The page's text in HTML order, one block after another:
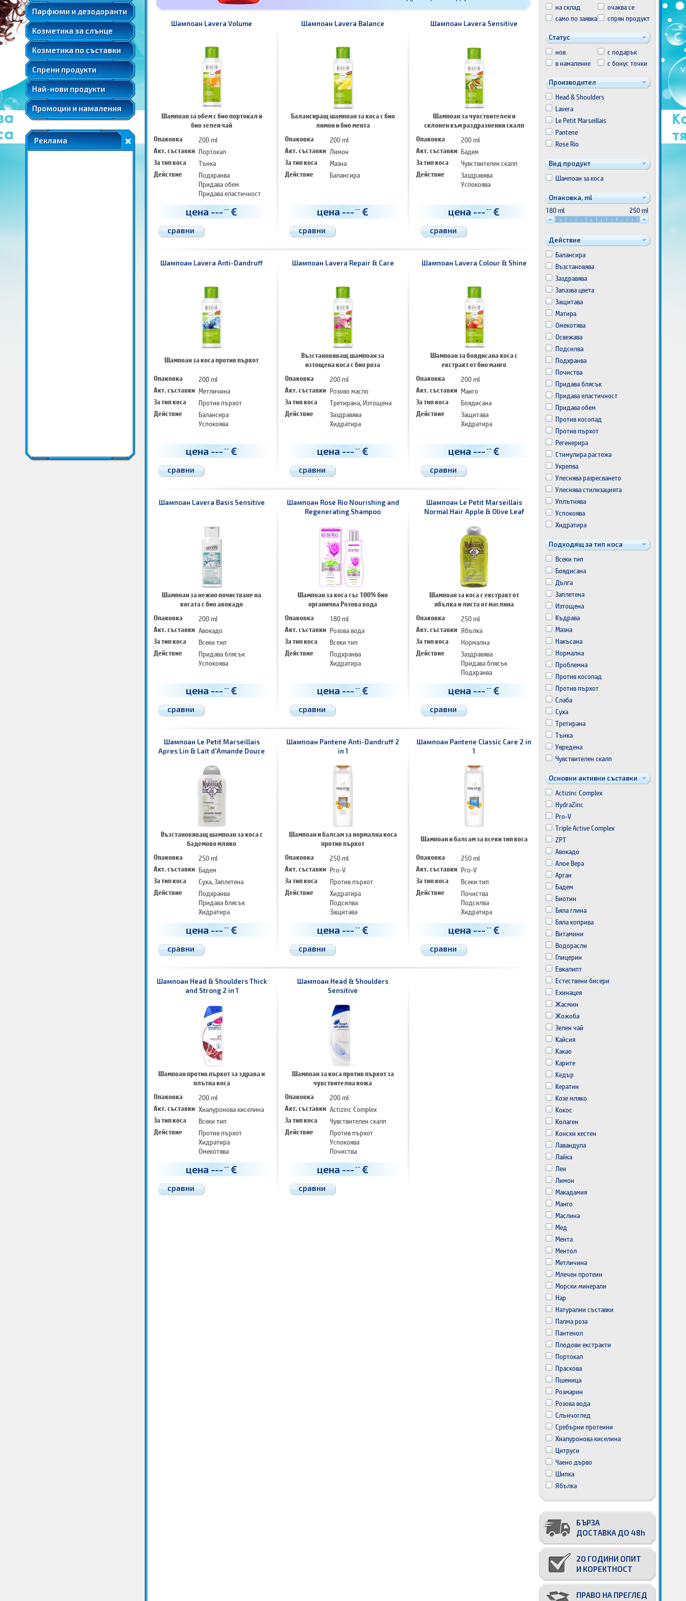
Парфюми и дезодоранти
Подаръчни комплекти парфюми
Козметика за слънце
Слънцезащитна козметика за коса
Соларна козметика
Козметика по съставки
Мента
Розова вода
Розово масло
Ший
Спрени продукти
Козметика за след слънце
Автобронзанти
Слънцезащитна козметика за лице
Слънцезащитна козметика за коса
Соларна козметика
Най-нови продукти
Промоции и намаления
Реклама
Шампоан Lavera Volume
Шампоан за обем с био портокал и
био зелен чай
Опаковка
200 ml
Акт. съставки Портокал
За тип коса
Тънка
Действие
Подхранва
Придава обем
Придава еластичност
цена --- -- €
сравни
Шампоан Lavera Balance
Балансиращ шампоан за коса с био
лимон и био мента
Опаковка
200 ml
Акт. съставки Лимон
За тип коса
Мазна
Действие
Балансира
цена --- -- €
сравни
Шампоан Lavera Sensitive
Шампоан за чувствителен и
склонен към раздразнения скалп
Опаковка
200 ml
Акт. съставки Бадем
За тип коса
Чувствителен скалп
Действие
Заздравява
Успокоява
цена --- -- €
сравни
Шампоан Lavera Anti-Dandruff
Шампоан за коса против пърхот
Опаковка
200 ml
Акт. съставки Метличина
За тип коса
Против пърхот
Действие
Балансира
Успокоява
цена --- -- €
сравни
Шампоан Lavera Repair & Care
Възстановяващ шампоан за
изтощена коса с био роза
Опаковка
200 ml
Акт. съставки Розово масло
За тип коса
Третирана, Изтощена
Действие
Заздравява
Хидратира
цена --- -- €
сравни
Шампоан Lavera Colour & Shine
Шампоан за боядисана коса с
екстракт от био манго
Опаковка
200 ml
Акт. съставки Манго
За тип коса
Боядисана
Действие
Защитава
Хидратира
цена --- -- €
сравни
Шампоан Lavera Basis Sensitive
Шампоан за нежно почистване на
косата с био авокадо
Опаковка
200 ml
Акт. съставки Авокадо
За тип коса
Всеки тип
Действие
Придава блясък
Успокоява
цена --- -- €
сравни
Шампоан Rose Rio Nourishing and
Regenerating Shampoo
Шампоан за коса със 100% био
органична Розова вода
Опаковка
180 ml
Акт. съставки Розова вода
За тип коса
Всеки тип
Действие
Подхранва
Хидратира
цена --- -- €
сравни
Шампоан Le Petit Marseillais
Normal Hair Apple & Olive Leaf
Шампоан за коса с екстракт от
ябълка и листа от маслина
Опаковка
250 ml
Акт. съставки Ябълка
За тип коса
Нормална
Действие
Заздравява
Придава блясък
Подхранва
цена --- -- €
сравни
Шампоан Le Petit Marseillais
Apres Lin & Lait d'Amande Douce
Възстановяващ шампоан за коса с
бадемово мляко
Опаковка
250 ml
Акт. съставки Бадем
За тип коса
Суха, Заплетена
Действие
Подхранва
Придава блясък
Хидратира
цена --- -- €
сравни
Шампоан Pantene Аnti-Dаndruff 2
in 1
Шампоан и балсам за нормална коса
против пърхот
Опаковка
250 ml
Акт. съставки Pro-V
За тип коса
Против пърхот
Действие
Хидратира
Подсилва
Защитава
цена --- -- €
сравни
Шампоан Pantene Classic Care 2 in
1
Шампоан и балсам за всеки тип коса
Опаковка
250 ml
Акт. съставки Pro-V
За тип коса
Всеки тип
Действие
Почиства
Подсилва
Хидратира
цена --- -- €
сравни
Шампоан Head & Shoulders Thick
and Strong 2 in 1
Шампоан против пърхот за здрава и
плътна коса
Опаковка
200 ml
Акт. съставки Хиалуронова киселина
За тип коса
Всеки тип
Действие
Против пърхот
Хидратира
Омекотява
цена --- -- €
сравни
Шампоан Head & Shoulders
Sensitive
Шампоан за коса против пърхот за
чувствителна кожа
Опаковка
200 ml
Акт. съставки Actizinc Complex
За тип коса
Чувствителен скалп
Действие
Против пърхот
Успокоява
Почиства
цена --- -- €
сравни
на склад
очаква се
само по заявка
спрян продукт
Статус
нов
с подарък
в намаление
с бонус точки
Производител
Head & Shoulders
Lavera
Le Petit Marseillais
Pantene
Rose Rio
Вид продукт
Шампоан за коса
Опаковка, ml
180 ml 250 ml
Действие
Балансира
Възстановява
Заздравява
Запазва цвета
Защитава
Матира
Омекотява
Освежава
Подсилва
Подхранва
Почиства
Придава блясък
Придава еластичност
Придава обем
Против косопад
Против пърхот
Регенерира
Стимулира растежа
Укрепва
Улеснява разресването
Улеснява стилизацията
Уплътнява
Успокоява
Хидратира
Подходящ за тип коса
Всеки тип
Боядисана
Дълга
Заплетена
Изтощена
Къдрава
Мазна
Накъсана
Нормална
Проблемна
Против косопад
Против пърхот
Слаба
Суха
Третирана
Тънка
Увредена
Чувствителен скалп
Основни активни съставки
Actizinc Complex
HydrаZinс
Pro-V
Triplе Асtivе Cоmplех
ZРТ
Авокадо
Алое Вера
Арган
Бадем
Биотин
Бяла глина
Бяла коприва
Витамини
Водорасли
Глицерин
Евкалипт
Естествени бисери
Ехинацея
Жасмин
Жожоба
Зелен чай
Кайсия
Какао
Карите
Кедър
Кератин
Козе мляко
Кокос
Колаген
Конски кестен
Лавандула
Лайка
Лен
Лимон
Макадамия
Манго
Маслина
Мед
Мента
Ментол
Метличина
Млечен протеин
Морски минерали
Нар
Натурални съставки
Палма роза
Пантенол
Плодови екстракти
Портокал
Праскова
Пшеница
Розмарин
Розова вода
Слънчоглед
Сребърни протеини
Хиалуронова киселина
Цитруси
Чаено дърво
Шипка
Ябълка
БЪРЗА
ДОСТАВКА ДО 48h
20 ГОДИНИ ОПИТ
И КОРЕКТНОСТ
ПРАВО НА ПРЕГЛЕД